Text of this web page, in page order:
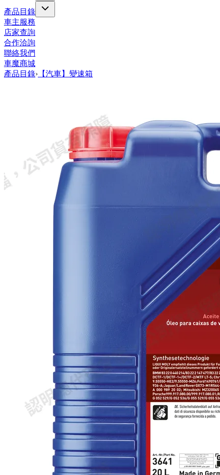
產品目錄
車主服務
店家查詢
合作洽詢
聯絡我們
車魔商城
產品目錄› 【汽車】變速箱